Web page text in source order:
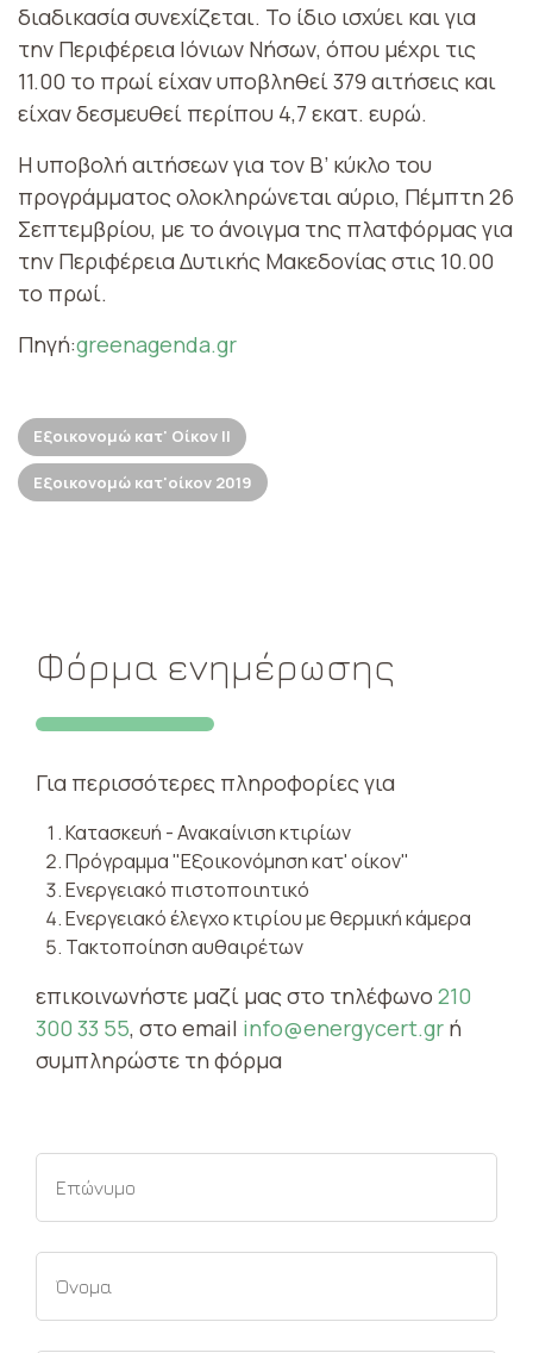
διαδικασία συνεχίζεται. Το ίδιο ισχύει και για
την Περιφέρεια Ιόνιων Νήσων, όπου μέχρι τις
11.00 το πρωί είχαν υποβληθεί 379 αιτήσεις και
είχαν δεσμευθεί περίπου 4,7 εκατ. ευρώ.
Η υποβολή αιτήσεων για τον Β’ κύκλο του
προγράμματος ολοκληρώνεται αύριο, Πέμπτη 26
Σεπτεμβρίου, με το άνοιγμα της πλατφόρμας για
την Περιφέρεια Δυτικής Μακεδονίας στις 10.00
το πρωί.
Πηγή:greenagenda.gr
Εξοικονομώ κατ' Οίκον ΙΙ
Εξοικονομώ κατ'οίκον 2019
Φόρμα ενημέρωσης
Για περισσότερες πληροφορίες για
Κατασκευή - Ανακαίνιση κτιρίων
Πρόγραμμα "Εξοικονόμηση κατ' οίκον"
Ενεργειακό πιστοποιητικό
Ενεργειακό έλεγχο κτιρίου με θερμική κάμερα
Τακτοποίηση αυθαιρέτων
επικοινωνήστε μαζί μας στο τηλέφωνο 210
300 33 55, στο email info@energycert.gr ή
συμπληρώστε τη φόρμα